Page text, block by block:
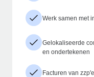
Werk samen met
Gelokaliseerde
en ondertekenen
Facturen van